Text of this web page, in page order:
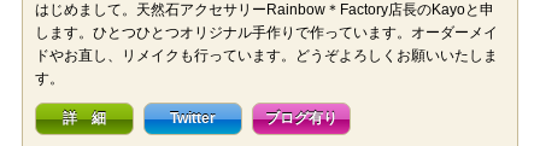
はじめまして。天然石アクセサリーRainbow＊Factory店長のKayoと申
します。ひとつひとつオリジナル手作りで作っています。オーダーメイ
ドやお直し、リメイクも行っています。どうぞよろしくお願いいたしま
す。
詳 細 Twitter ブログ有り